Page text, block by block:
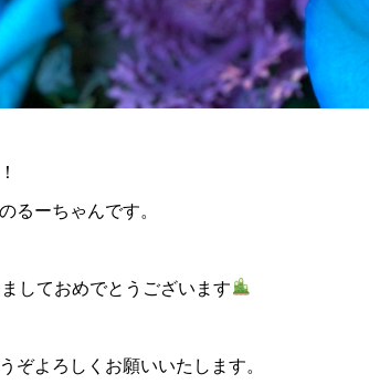
るーちゃんです。
しておめでとうございます
ぞよろしくお願いいたします。